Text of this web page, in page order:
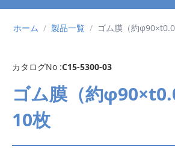
ホーム / 製品一覧 / ゴム膜（約
カタログNo :C15-5300-03
ゴム膜（約
10枚